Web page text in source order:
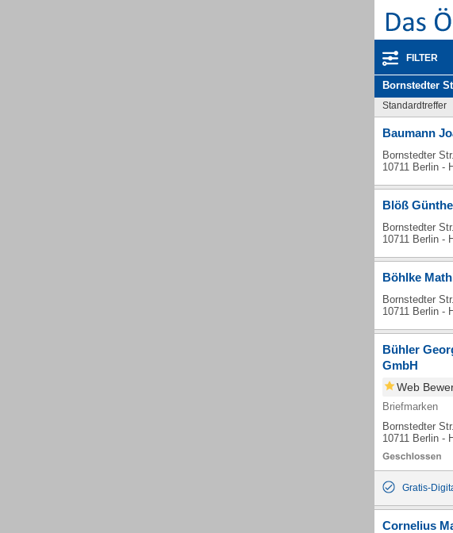
FILTER
Bornstedter
Standardtreffer
Baumann
Bornstedter
10711 Berlin -
Blöß
Bornstedter
10711 Berlin -
Böhlke
Bornstedter
10711 Berlin -
Bühler
GmbH
Web
Briefmarken
Bornstedter
10711 Berlin -
Gratis-
Cornelius